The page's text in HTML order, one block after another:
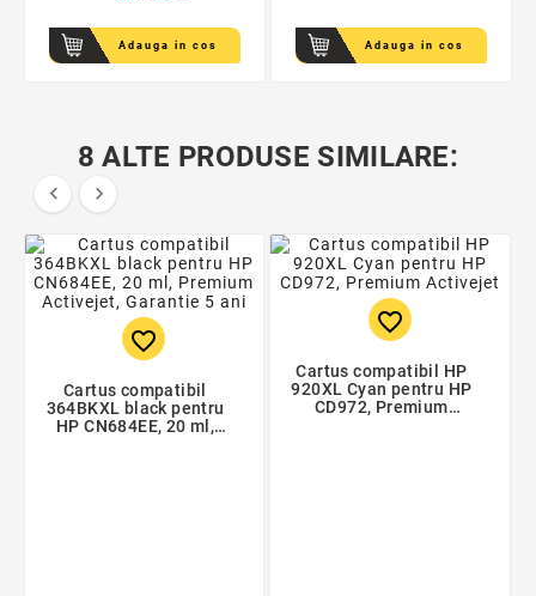
Adauga in cos Adauga in cos
8 ALTE PRODUSE SIMILARE:
 
favorite_border
Cartus compatibil
364BKXL black pentru
HP CN684EE, 20 ml,
favorite_border
Cartus compatibil HP
920XL Cyan pentru HP
CD972, Premium